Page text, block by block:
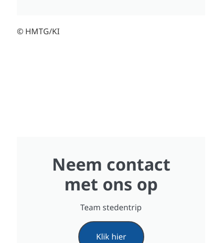
© HMTG/KI
Neem contact
met ons op
Team stedentrip
Klik hier